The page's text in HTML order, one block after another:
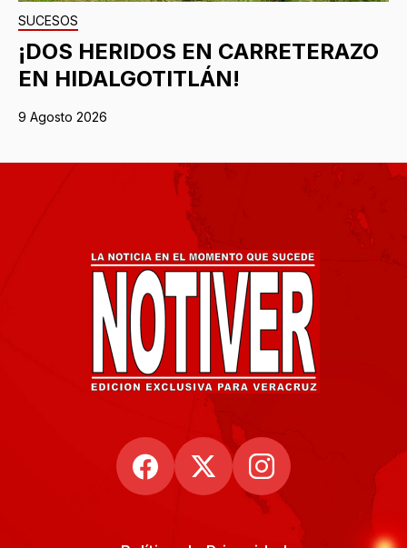
SUCESOS
¡DOS HERIDOS EN CARRETERAZO
EN HIDALGOTITLÁN!
9 Agosto 2026